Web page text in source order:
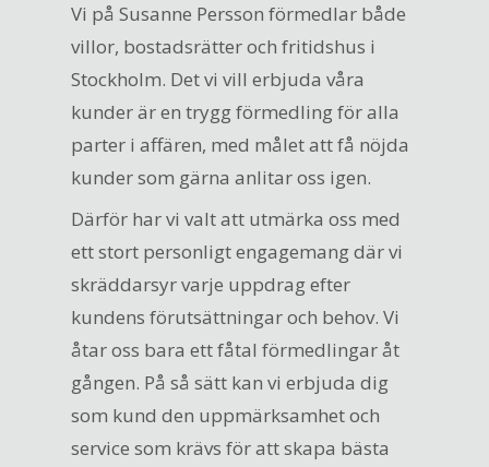
Vi på Susanne Persson förmedlar både
villor, bostadsrätter och fritidshus i
Stockholm. Det vi vill erbjuda våra
kunder är en trygg förmedling för alla
parter i affären, med målet att få nöjda
kunder som gärna anlitar oss igen.
Därför har vi valt att utmärka oss med
ett stort personligt engagemang där vi
skräddarsyr varje uppdrag efter
kundens förutsättningar och behov. Vi
åtar oss bara ett fåtal förmedlingar åt
gången. På så sätt kan vi erbjuda dig
som kund den uppmärksamhet och
service som krävs för att skapa bästa